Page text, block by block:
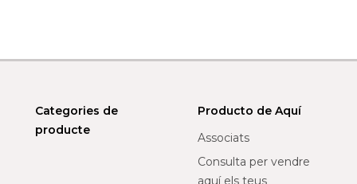
Categories de
producte
Producto de Aquí
Associats
Consulta per vendre
aquí els teus